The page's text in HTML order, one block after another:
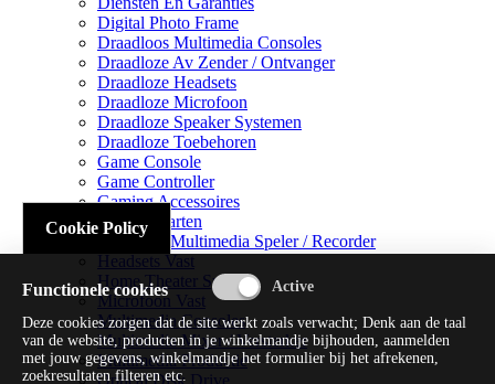
Digital Photo Frame
Draadloos Multimedia Consoles
Draadloze Av Zender / Ontvanger
Draadloze Headsets
Draadloze Microfoon
Draadloze Speaker Systemen
Draadloze Toebehoren
Game Console
Game Controller
Gaming Accessoires
Geluidskaarten
Handheld Multimedia Speler / Recorder
Headsets Vast
Home Theater Systems
Microfoon Vast
Multimedia Consoles
Multimedia Mixer / Versterker
Multimedia Productie
Cookie Policy
Functionele cookies
Deze cookies zorgen dat de site werkt zoals verwacht; Denk aan de taal
van de website, producten in je winkelmandje bijhouden, aanmelden
met jouw gegevens, winkelmandje het formulier bij het afrekenen,
zoekresultaten filteren etc.